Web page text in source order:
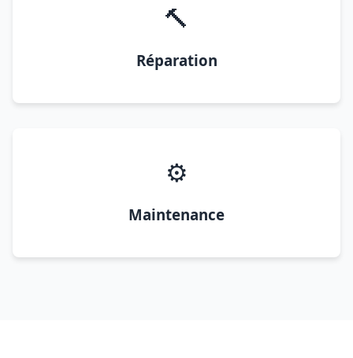
🔨
Réparation
⚙️
Maintenance